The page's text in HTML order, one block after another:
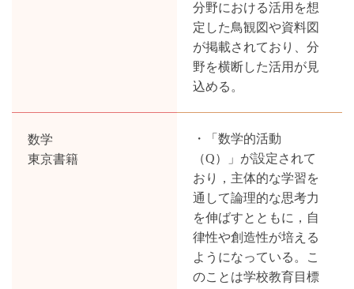
分野における活用を想
定した鳥観図や資料図
が掲載されており、分
野を横断した活用が見
込める。
数学
東京書籍
・「数学的活動
（Q）」が設定されて
おり，主体的な学習を
通して論理的な思考力
を伸ばすとともに，自
律性や創造性が培える
ようになっている。こ
のことは学校教育目標